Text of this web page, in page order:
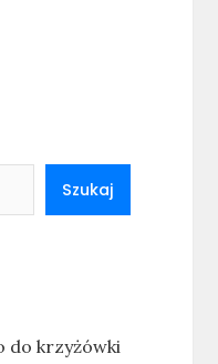
Szukaj
do krzyżówki